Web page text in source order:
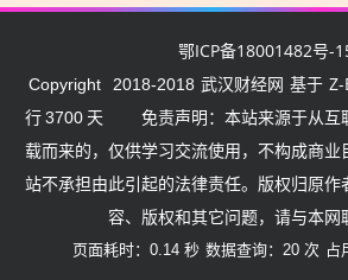
鄂ICP备18001482号-
Copyright 2018-2018 武汉财经网 基于 Z-
行3700 天
免责声明：本站来源于从互
载而来的，仅供学习交流使用，不构成商业
站不承担由此引起的法律责任。版权归原作
容、版权和其它问题，请与本网
页面耗时：0.14 秒 数据查询：20 次 占